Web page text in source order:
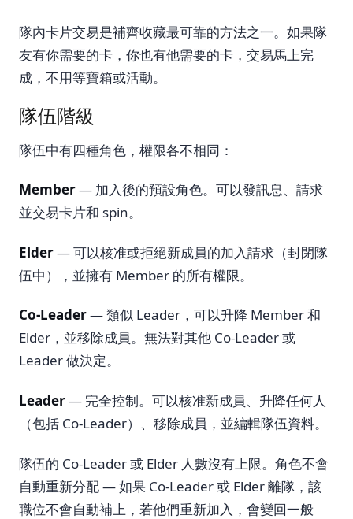
隊內卡片交易是補齊收藏最可靠的方法之一。如果隊
友有你需要的卡，你也有他需要的卡，交易馬上完
成，不用等寶箱或活動。
隊伍階級
隊伍中有四種角色，權限各不相同：
Member— 加入後的預設角色。可以發訊息、請求
並交易卡片和 spin。
Elder— 可以核准或拒絕新成員的加入請求（封閉隊
伍中），並擁有 Member 的所有權限。
Co-Leader— 類似 Leader，可以升降 Member 和
Elder，並移除成員。無法對其他 Co-Leader 或
Leader 做決定。
Leader— 完全控制。可以核准新成員、升降任何人
（包括 Co-Leader）、移除成員，並編輯隊伍資料。
隊伍的 Co-Leader 或 Elder 人數沒有上限。角色不會
自動重新分配 — 如果 Co-Leader 或 Elder 離隊，該
職位不會自動補上，若他們重新加入，會變回一般